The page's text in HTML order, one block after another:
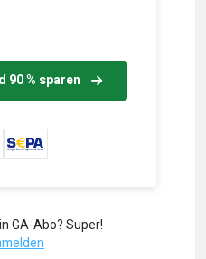
% sparen
GA-Abo? Super!